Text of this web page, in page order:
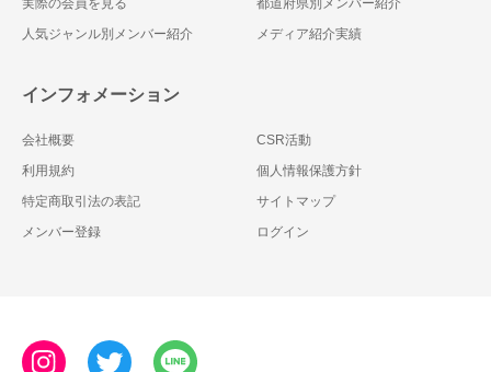
人気ジャンル別メンバー紹介
メディア紹介実績
インフォメーション
会社概要
CSR活動
利用規約
個人情報保護方針
特定商取引法の表記
サイトマップ
メンバー登録
ログイン